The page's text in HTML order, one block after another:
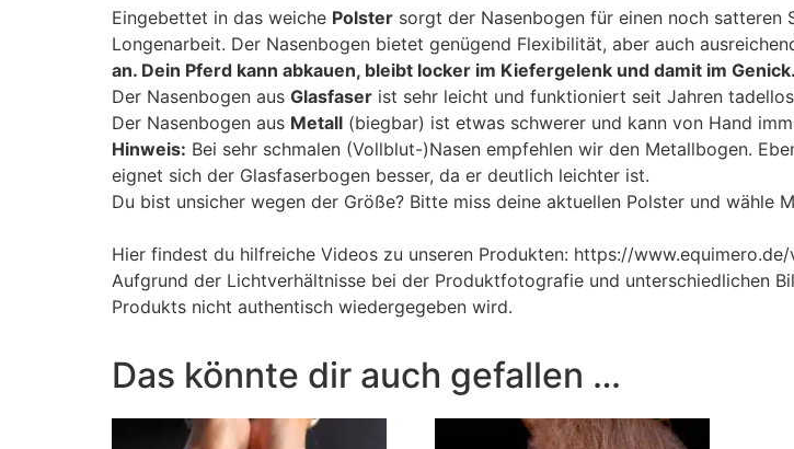
Eingebettet in das weiche Polster sorgt der Nasenbogen für einen noch satteren
Longenarbeit. Der Nasenbogen bietet genügend Flexibilität, aber auch
an. Dein Pferd kann abkauen, bleibt locker im Kiefergelenk und damit im Genick.
Der Nasenbogen aus Glasfaser ist sehr leicht und funktioniert seit Jahren
Der Nasenbogen aus Metall (biegbar) ist etwas schwerer und kann von Hand
Hinweis: Bei sehr schmalen (Vollblut-)Nasen empfehlen wir den Metallbogen.
eignet sich der Glasfaserbogen besser, da er deutlich leichter ist.
Du bist unsicher wegen der Größe? Bitte miss deine aktuellen Polster und wähle
Hier findest du hilfreiche Videos zu unseren Produkten: https://
Aufgrund der Lichtverhältnisse bei der Produktfotografie und unterschiedlichen
Produkts nicht authentisch wiedergegeben wird.
Das könnte dir auch gefallen …